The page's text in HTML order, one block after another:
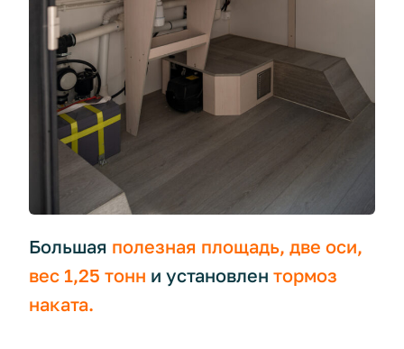
Большая полезная площадь, две оси,
вес 1,25 тонн и установлен тормоз
наката.